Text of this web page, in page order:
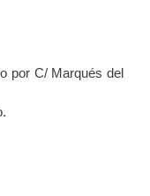
por C/ Marqués del